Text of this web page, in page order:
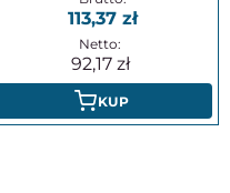
113,37
92,17
KUP